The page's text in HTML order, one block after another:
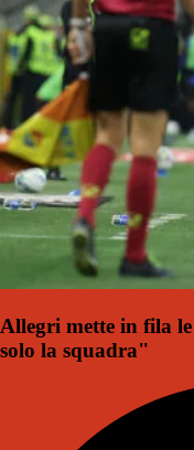
Allegri mette in fila
solo la squadra"